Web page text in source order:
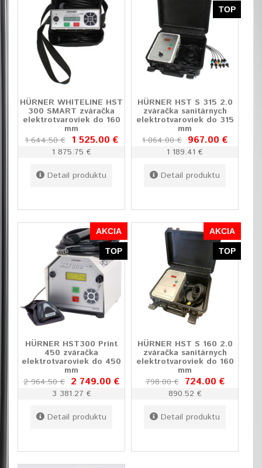
HÜRNER WHITELINE HST
300 SMART zváračka
elektrotvaroviek do 160
mm
1 644.50 € 1 525.00 €
1 875.75 €
Detail produktu
TOP
HÜRNER HST S 315 2.0
zváračka sanitárnych
elektrotvaroviek do 315
mm
1 064.00 € 967.00 €
1 189.41 €
Detail produktu
AKCIA
TOP
HÜRNER HST300 Print
450 zváračka
elektrotvaroviek do 450
mm
2 964.50 € 2 749.00 €
3 381.27 €
Detail produktu
AKCIA
TOP
HÜRNER HST S 160 2.0
zváračka sanitárnych
elektrotvaroviek do 160
mm
798.00 € 724.00 €
890.52 €
Detail produktu